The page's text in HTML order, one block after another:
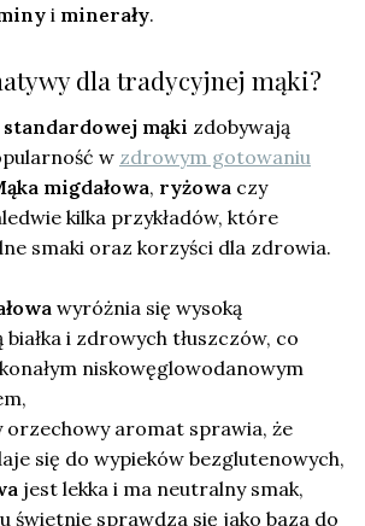
i minerały.
dla tradycyjnej mąki?
mąki zdobywają
w zdrowym gotowaniu
migdałowa, ryżowa czy
kilka przykładów, które
smaki oraz korzyści dla zdrowia.
wyróżnia się wysoką
i zdrowych tłuszczów, co
niskowęglowodanowym
orzechowy aromat sprawia, że
się do wypieków bezglutenowych,
jest lekka i ma neutralny smak,
świetnie sprawdza się jako baza do